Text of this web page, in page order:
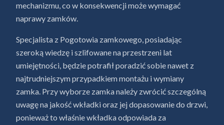
mechanizmu, co w konsekwencji może wymagać
naprawy zamków.
Specjalista z Pogotowia zamkowego, posiadając
szeroką wiedzę i szlifowane na przestrzeni lat
umiejętności, będzie potrafił poradzić sobie nawet z
najtrudniejszym przypadkiem montażu i wymiany
zamka. Przy wyborze zamka należy zwrócić szczególną
uwagę na jakość wkładki oraz jej dopasowanie do drzwi,
ponieważ to właśnie wkładka odpowiada za